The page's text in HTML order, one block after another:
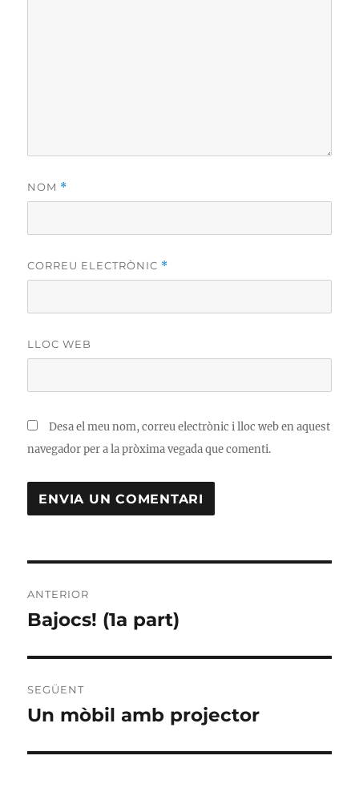
NOM *
CORREU ELECTRÒNIC *
LLOC WEB
Desa el meu nom, correu electrònic i lloc web en aquest
navegador per a la pròxima vegada que comenti.
d'entrades
ANTERIOR
Entrada
Bajocs! (1a part)
SEGÜENT
Entrada
Un mòbil amb projector